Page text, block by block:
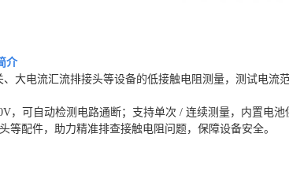
介
大电流汇流排接头等设备的低接触电阻测量，测试电
，可自动检测电路通断；支持单次 / 连续测量，内置电
等配件，助力精准排查接触电阻问题，保障设备安全。